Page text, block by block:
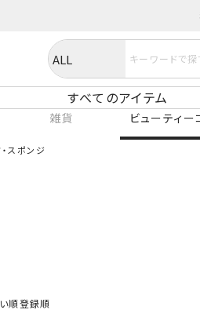
すべてのアイテム
雑貨 ビューティー
・スポンジ
順登録順